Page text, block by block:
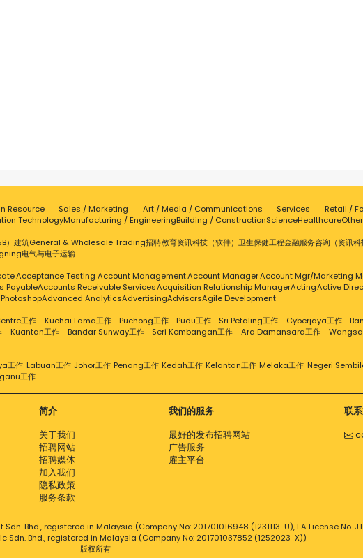
Resource Sales / Marketing Art / Media / Communications Services
Retail /
TechnologyManufacturing / EngineeringBuilding / ConstructionScienceHealthcare
）建筑General & Wholesale Trading招聘教育资讯科技（软件） 卫生保健工程金融服务咨询（资讯科
电气与电子运输
Acceptance Testing Account ManagementAccount ManagerAccount Mgr/Marketing
PayableAccounts Receivable ServicesAcquisition Relationship ManagerActingActive
Advanced AnalyticsAdvertisingAdvisorsAgile Development
工作 Kuchai Lama工作 Puchong工作 Pudu工作 Sri Petaling工作 Cyberjaya工作
Kuantan工作 Bandar Sunway工作 Seri Kembangan工作 Ara Damansara工作
工作 Labuan工作 Johor工作 Penang工作 Kedah工作 Kelantan工作 Melaka工作 Negeri
工作
简介
关于我们
招聘网站
招聘媒体
加入我们
隐私政策
服务条款
我们的服务
最好的发布招聘网站
广告服务
雇主平台
联
Bhd., registered in Malaysia (Company No: 201701016948 (1231113-U), EA License No.
Sdn. Bhd., registered in Malaysia (Company No: 201701037852 (1252023-X))
版权所有